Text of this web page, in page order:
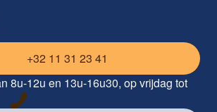
+32 11 31 23 41
8u-12u en 13u-16u30, op vrijdag tot